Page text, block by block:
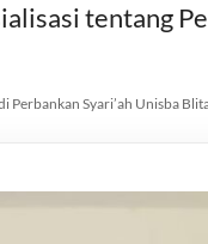
tentang
Perbankan Syari’ah Unisba